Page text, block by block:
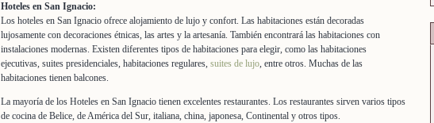
Hoteles en San Ignacio:
Los hoteles en San Ignacio ofrece alojamiento de lujo y confort. Las habitaciones están decoradas
lujosamente con decoraciones étnicas, las artes y la artesanía. También encontrará las habitaciones con
instalaciones modernas. Existen diferentes tipos de habitaciones para elegir, como las habitaciones
ejecutivas, suites presidenciales, habitaciones regulares, suites de lujo, entre otros. Muchas de las
habitaciones tienen balcones.
La mayoría de los Hoteles en San Ignacio tienen excelentes restaurantes. Los restaurantes sirven varios tipos
de cocina de Belice, de América del Sur, italiana, china, japonesa, Continental y otros tipos.